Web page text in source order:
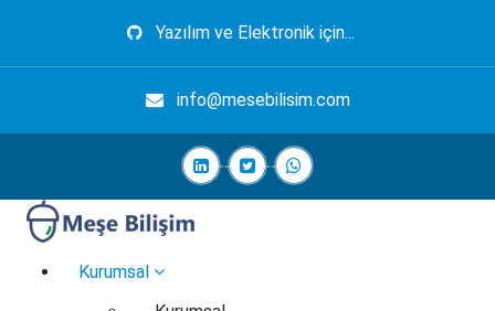
Yazılım ve Elektronik için...
info@mesebilisim.com
Elektronik, Yazılım, Otomasyon, Robotik
Kurumsal